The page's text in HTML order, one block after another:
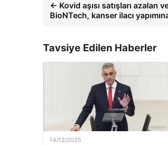
← Kovid aşısı satışları azalan
BioNTech, kanser ilacı
Tavsiye Edilen Haberler
14/12/2025